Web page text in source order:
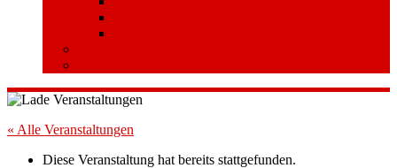
« Alle Veranstaltungen
Diese Veranstaltung hat bereits stattgefunden.